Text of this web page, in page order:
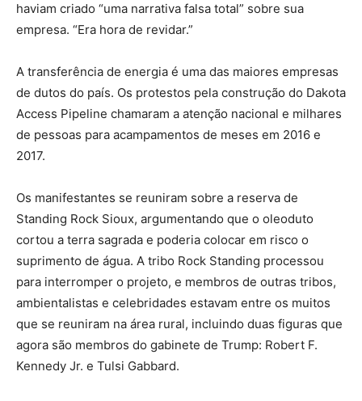
haviam criado “uma narrativa falsa total” sobre sua
empresa. “Era hora de revidar.”
A transferência de energia é uma das maiores empresas
de dutos do país. Os protestos pela construção do Dakota
Access Pipeline chamaram a atenção nacional e milhares
de pessoas para acampamentos de meses em 2016 e
2017.
Os manifestantes se reuniram sobre a reserva de
Standing Rock Sioux, argumentando que o oleoduto
cortou a terra sagrada e poderia colocar em risco o
suprimento de água. A tribo Rock Standing processou
para interromper o projeto, e membros de outras tribos,
ambientalistas e celebridades estavam entre os muitos
que se reuniram na área rural, incluindo duas figuras que
agora são membros do gabinete de Trump: Robert F.
Kennedy Jr. e Tulsi Gabbard.